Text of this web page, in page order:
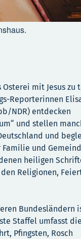
mit Jesus zu
Reporterinnen
NDR) entdecken
und stellen
und
und
heiligen
Religionen,
Bundesländern
Staffel umfasst die
Pfingsten, Rosch